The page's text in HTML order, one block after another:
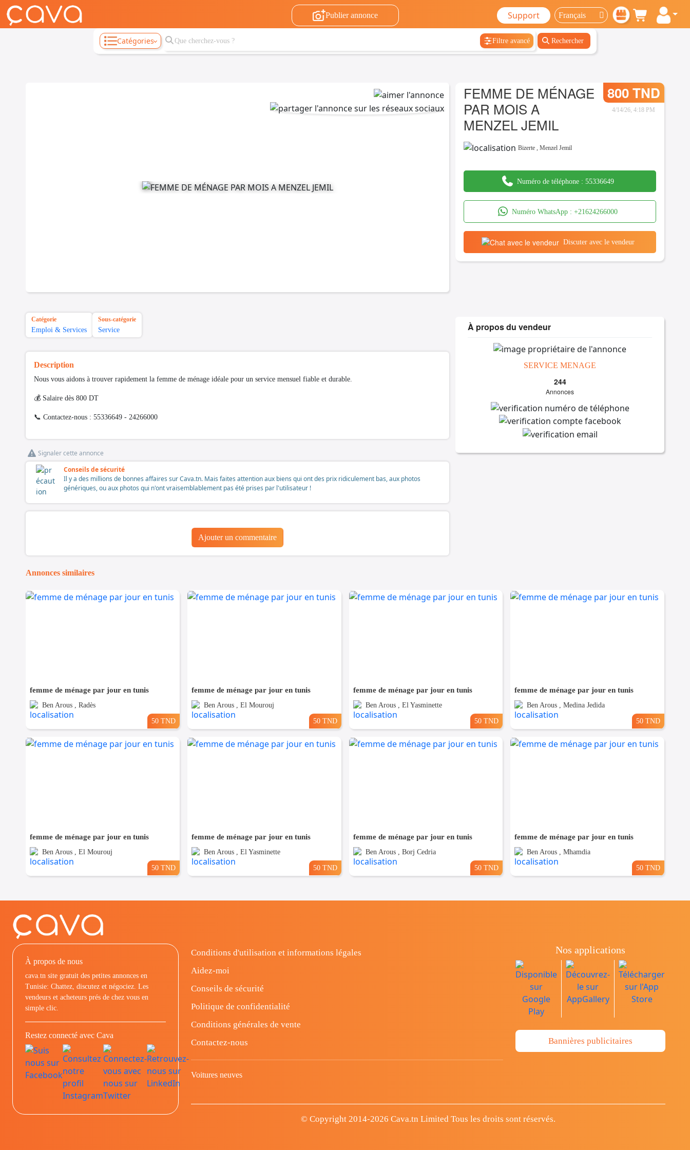
Publier annonce Support
Catégories Filtre avancé Rechercher
FEMME DE MÉNAGE
PAR MOIS A
MENZEL JEMIL
800 TND
4/14/26, 4:18 PM
Bizerte ,Menzel Jemil
Numéro de téléphone : 55336649
Numéro WhatsApp : +21624266000
Discuter avec le vendeur
Catégorie
Emploi & Services
Sous-catégorie
Service
Description
Nous vous aidons à trouver rapidement la femme de ménage idéale pour un service mensuel fiable et durable.
💰 Salaire dès 800 DT
📞 Contactez-nous : 55336649 - 24266000
Signaler cette annonce
Conseils de sécurité
Il y a des millions de bonnes affaires sur Cava.tn. Mais faites attention aux biens qui ont des prix ridiculement bas, aux photos
génériques, ou aux photos qui n'ont vraisemblablement pas été prises par l'utilisateur !
Ajouter un commentaire
À propos du vendeur
SERVICE MENAGE
244
Annonces
Annonces similaires
femme de ménage par jour en tunis
Ben Arous , Radès
50 TND
femme de ménage par jour en tunis
Ben Arous , El Mourouj
50 TND
femme de ménage par jour en tunis
Ben Arous , El Yasminette
50 TND
femme de ménage par jour en tunis
Ben Arous , Medina Jedida
50 TND
femme de ménage par jour en tunis
Ben Arous , El Mourouj
50 TND
femme de ménage par jour en tunis
Ben Arous , El Yasminette
50 TND
femme de ménage par jour en tunis
Ben Arous , Borj Cedria
50 TND
femme de ménage par jour en tunis
Ben Arous , Mhamdia
50 TND
À propos de nous
cava.tn site gratuit des petites annonces en
Tunisie: Chattez, discutez et négociez. Les
vendeurs et acheteurs prés de chez vous en
simple clic.
Restez connecté avec Cava
Conditions d'utilisation et informations légales
Aidez-moi
Conseils de sécurité
Politique de confidentialité
Conditions générales de vente
Contactez-nous
Voitures neuves
Nos applications
Bannières publicitaires
© Copyright 2014-2026 Cava.tn Limited Tous les droits sont réservés.